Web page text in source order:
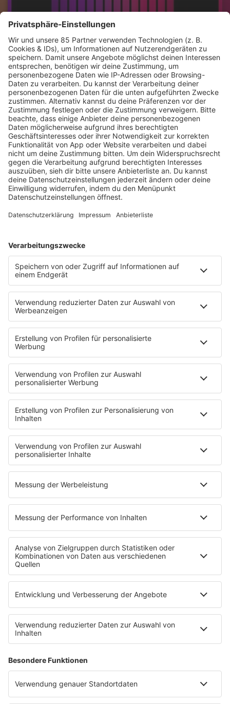
JETZT ABSPIELEN
Es läuft:
HOME
PROGRAMM
Sendeplan
DJs
Playlist
MUSIC
Streams
Album der Woche
News
Highlights
Charts
EVENTS
Kontakt
Newsletter
Empfang
sunshine live App
werben bei SUNSHINE LIVE
SERVICE
Datenschutz
Datenschutzerklärung zur sunshine live App
Impressum
Teilnahmebedingungen